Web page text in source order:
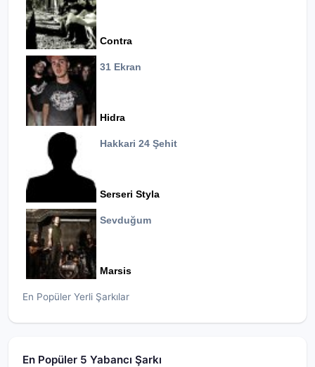
Contra
31 Ekran
Hidra
Hakkari 24 Şehit
Serseri Styla
Sevduğum
Marsis
En Popüler Yerli Şarkılar
En Popüler 5 Yabancı Şarkı